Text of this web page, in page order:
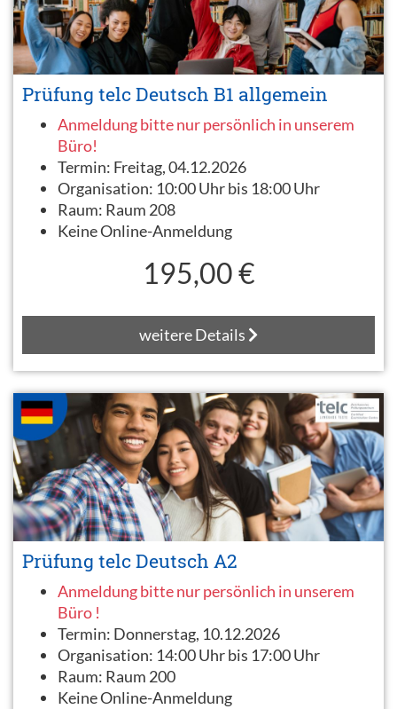
Prüfung telc Deutsch B1 allgemein
Anmeldung bitte nur persönlich in unserem
Büro!
Termin: Freitag, 04.12.2026
Organisation: 10:00 Uhr bis 18:00 Uhr
Raum: Raum 208
Keine Online-Anmeldung
195,00 €
weitere Details
Prüfung telc Deutsch A2
Anmeldung bitte nur persönlich in unserem
Büro !
Termin: Donnerstag, 10.12.2026
Organisation: 14:00 Uhr bis 17:00 Uhr
Raum: Raum 200
Keine Online-Anmeldung